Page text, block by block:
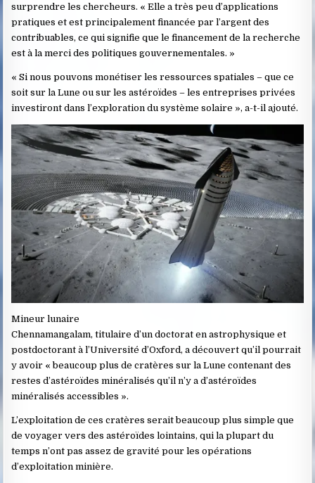
surprendre les chercheurs. « Elle a très peu d’applications
pratiques et est principalement financée par l’argent des
contribuables, ce qui signifie que le financement de la recherche
est à la merci des politiques gouvernementales. »
« Si nous pouvons monétiser les ressources spatiales – que ce
soit sur la Lune ou sur les astéroïdes – les entreprises privées
investiront dans l’exploration du système solaire », a-t-il ajouté.
Mineur lunaire
Chennamangalam, titulaire d’un doctorat en astrophysique et
postdoctorant à l’Université d’Oxford, a découvert qu’il pourrait
y avoir « beaucoup plus de cratères sur la Lune contenant des
restes d’astéroïdes minéralisés qu’il n’y a d’astéroïdes
minéralisés accessibles ».
L’exploitation de ces cratères serait beaucoup plus simple que
de voyager vers des astéroïdes lointains, qui la plupart du
temps n’ont pas assez de gravité pour les opérations
d’exploitation minière.